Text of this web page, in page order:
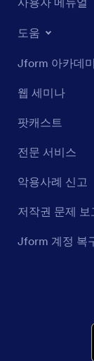
도움
Jform 아카데미
웹 세미나
팟캐스트
전문 서비스
악용사례 신고
저작권 문제 보
Jform 계정 복